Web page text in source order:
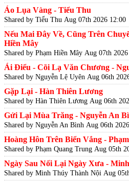
Áo Lụa Vàng - Tiểu Thu
Shared by Tiểu Thu Aug 07th 2026 12:00
Nếu Mai Đây Về, Cũng Trên
Hiền Mây
Shared by Phạm Hiền Mây Aug 07th
Ái Điểu - Cõi Lạ Văn Chương -
Shared by Nguyễn Lệ Uyên Aug 06th
Gặp Lại - Hàn Thiên Lương
Shared by Hàn Thiên Lương Aug 06th
Gửi Lại Mùa Trăng - Nguyễn An
Shared by Nguyễn An Bình Aug 06th
Hoàng Hôn Trên Biển Vắng -
Shared by Phạm Quang Trung Aug 05th
Ngày Sau Nối Lại Ngày Xưa -
Shared by Minh Thúy Thành Nội Aug